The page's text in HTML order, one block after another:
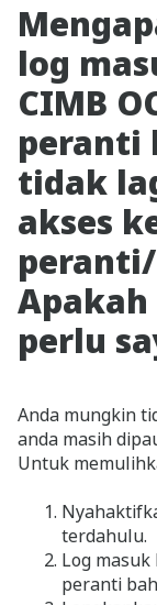
log
CIMB
peranti
tidak
akses
perlu
Anda mungkin
anda masih
Untuk
terdahulu.
Log
peranti